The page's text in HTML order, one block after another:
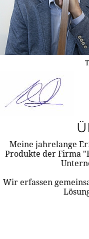
Meine jahrelange
Produkte der Firma
Wir erfassen